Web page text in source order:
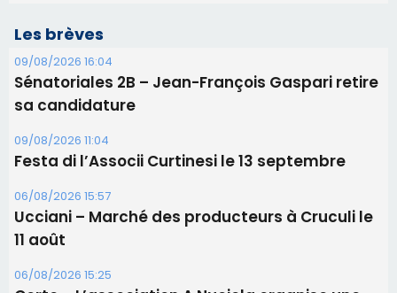
Les brèves
09/08/2026 16:04
Sénatoriales 2B – Jean-François Gaspari retire
sa candidature